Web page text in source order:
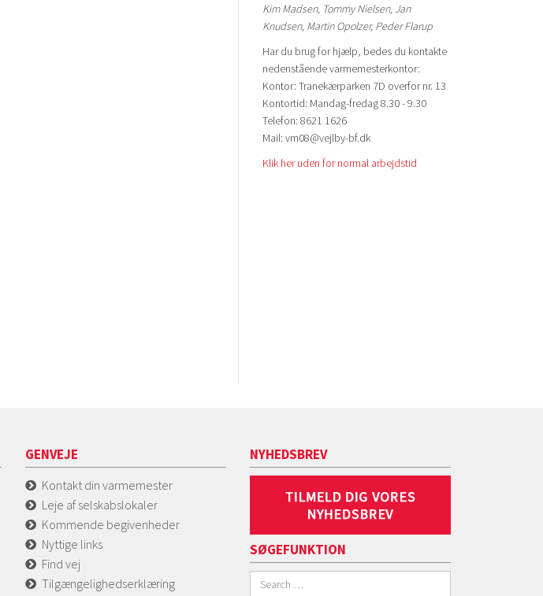
Kim Madsen, Tommy Nielsen, Jan
Knudsen, Martin Opolzer, Peder Flarup
Har du brug for hjælp, bedes du kontakte
nedenstående varmemesterkontor:
Kontor: Tranekærparken 7D overfor nr. 13
Kontortid: Mandag-fredag 8.30 - 9.30
Telefon: 8621 1626
Mail: vm08@vejlby-bf.dk
Klik her uden for normal arbejdstid
GENVEJE
Kontakt din varmemester
Leje af selskabslokaler
Kommende begivenheder
Nyttige links
Find vej
Tilgængelighedserklæring
NYHEDSBREV
SØGEFUNKTION